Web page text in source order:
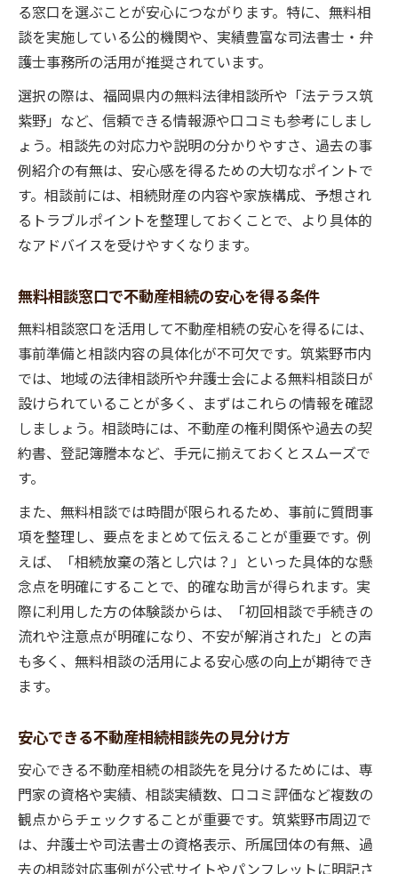
る窓口を選ぶことが安心につながります。特に、無料相
談を実施している公的機関や、実績豊富な司法書士・弁
護士事務所の活用が推奨されています。
選択の際は、福岡県内の無料法律相談所や「法テラス筑
紫野」など、信頼できる情報源や口コミも参考にしまし
ょう。相談先の対応力や説明の分かりやすさ、過去の事
例紹介の有無は、安心感を得るための大切なポイントで
す。相談前には、相続財産の内容や家族構成、予想され
るトラブルポイントを整理しておくことで、より具体的
なアドバイスを受けやすくなります。
無料相談窓口で不動産相続の安心を得る条件
無料相談窓口を活用して不動産相続の安心を得るには、
事前準備と相談内容の具体化が不可欠です。筑紫野市内
では、地域の法律相談所や弁護士会による無料相談日が
設けられていることが多く、まずはこれらの情報を確認
しましょう。相談時には、不動産の権利関係や過去の契
約書、登記簿謄本など、手元に揃えておくとスムーズで
す。
また、無料相談では時間が限られるため、事前に質問事
項を整理し、要点をまとめて伝えることが重要です。例
えば、「相続放棄の落とし穴は？」といった具体的な懸
念点を明確にすることで、的確な助言が得られます。実
際に利用した方の体験談からは、「初回相談で手続きの
流れや注意点が明確になり、不安が解消された」との声
も多く、無料相談の活用による安心感の向上が期待でき
ます。
安心できる不動産相続相談先の見分け方
安心できる不動産相続の相談先を見分けるためには、専
門家の資格や実績、相談実績数、口コミ評価など複数の
観点からチェックすることが重要です。筑紫野市周辺で
は、弁護士や司法書士の資格表示、所属団体の有無、過
去の相談対応事例が公式サイトやパンフレットに明記さ